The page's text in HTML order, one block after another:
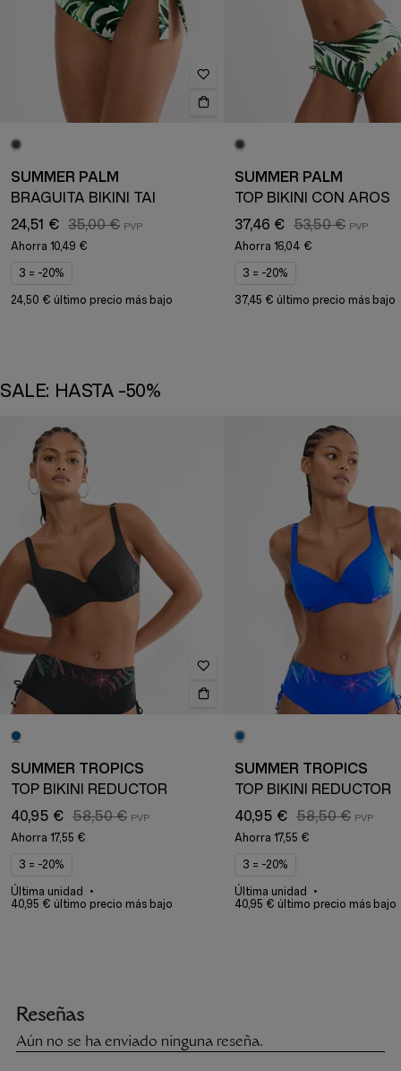
SUMMER PALM
BRAGUITA BIKINI TAI
24,51 € 35,00 €
Ahorra 10,49 €
3 = -20%
24,50 € último precio más bajo
SUMMER PALM
TOP BIKINI CON AROS
37,46 € 53,50 €
Ahorra 16,04 €
3 = -20%
37,45 € último precio más bajo
SALE: HASTA -50%
SUMMER TROPICS
TOP BIKINI REDUCTOR
40,95 € 58,50 €
Ahorra 17,55 €
3 = -20%
Última unidad
40,95 € último precio más bajo
SUMMER TROPICS
TOP BIKINI REDUCTOR
40,95 € 58,50 €
Ahorra 17,55 €
3 = -20%
Última unidad
40,95 € último precio más bajo